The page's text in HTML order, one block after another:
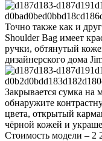
Точно также как и
Shoulder Bag имеет
ручки, обтянутый
дизайнерского дома
Закрывается сумка
обнаружите
цвета, открытый
чёрной кожей и
Стоимость модели – 2